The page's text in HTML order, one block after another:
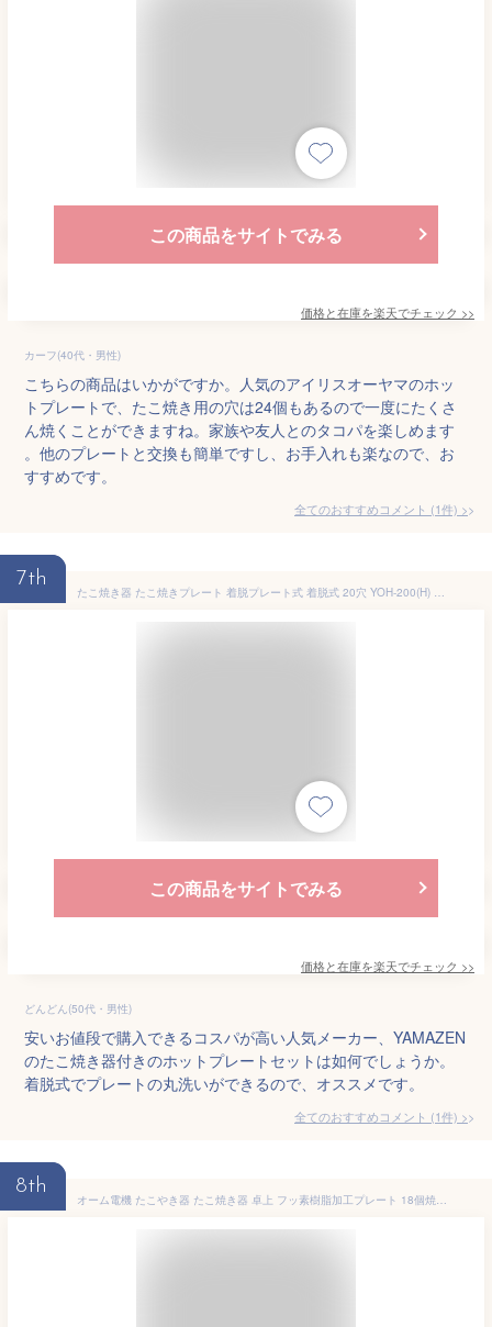
この商品をサイトでみる
価格と在庫を楽天でチェック >>
カーフ(40代・男性)
こちらの商品はいかがですか。人気のアイリスオーヤマのホッ
トプレートで、たこ焼き用の穴は24個もあるので一度にたくさ
ん焼くことができますね。家族や友人とのタコパを楽しめます
。他のプレートと交換も簡単ですし、お手入れも楽なので、お
すすめです。
全てのおすすめコメント (1件) >
7th
たこ焼き器 たこ焼きプレート 着脱プレート式 着脱式 20穴 YOH-200(H) タコ焼き器 たこ焼き機 スリム コンパクト 卓上 ホットプレート シンプル 一人暮らし おしゃれ 山善 YAMAZEN 【送料無料】
この商品をサイトでみる
価格と在庫を楽天でチェック >>
どんどん(50代・男性)
安いお値段で購入できるコスパが高い人気メーカー、YAMAZEN
のたこ焼き器付きのホットプレートセットは如何でしょうか。
着脱式でプレートの丸洗いができるので、オススメです。
全てのおすすめコメント (1件) >
8th
オーム電機 たこやき器 たこ焼き器 卓上 フッ素樹脂加工プレート 18個焼き ブラック COK-E-T65-AH-K 08-3291 OHM